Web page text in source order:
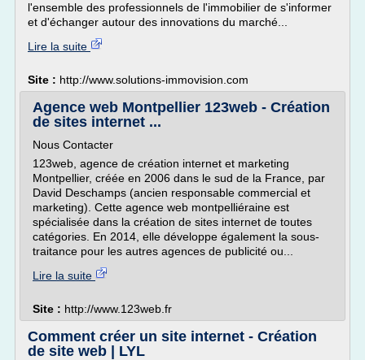
l'ensemble des professionnels de l'immobilier de s'informer
et d'échanger autour des innovations du marché...
Lire la suite
Site : http://www.solutions-immovision.com
Agence web Montpellier 123web - Création
de sites internet ...
Nous Contacter
123web, agence de création internet et marketing
Montpellier, créée en 2006 dans le sud de la France, par
David Deschamps (ancien responsable commercial et
marketing). Cette agence web montpelliéraine est
spécialisée dans la création de sites internet de toutes
catégories. En 2014, elle développe également la sous-
traitance pour les autres agences de publicité ou...
Lire la suite
Site : http://www.123web.fr
Comment créer un site internet - Création
de site web | LYL